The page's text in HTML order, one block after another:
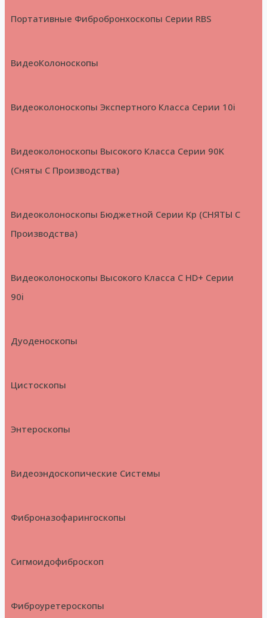
Портативные Фибробронхоскопы Серии RBS
ВидеоКолоноскопы
Видеоколоноскопы Экспертного Класса Серии 10i
Видеоколоноскопы Высокого Класса Серии 90K
(Сняты С Производства)
Видеоколоноскопы Бюджетной Серии Kp (СНЯТЫ С
Производства)
Видеоколоноскопы Высокого Класса С HD+ Серии
90i
Дуоденоскопы
Цистоскопы
Энтероскопы
Видеоэндоскопические Системы
Фиброназофарингоскопы
Сигмоидофиброскоп
Фиброуретероскопы